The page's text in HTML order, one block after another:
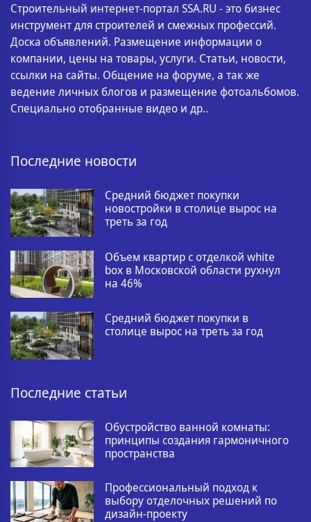
Строительный интернет-портал SSA.RU - это бизнес
инструмент для строителей и смежных профессий.
Доска объявлений. Размещение информации о
компании, цены на товары, услуги. Статьи, новости,
ссылки на сайты. Общение на форуме, а так же
ведение личных блогов и размещение фотоальбомов.
Специально отобранные видео и др..
Последние новости
Средний бюджет покупки
новостройки в столице вырос на
треть за год
Объем квартир с отделкой white
box в Московской области рухнул
на 46%
Средний бюджет покупки в
столице вырос на треть за год
Последние статьи
Обустройство ванной комнаты:
принципы создания гармоничного
пространства
Профессиональный подход к
выбору отделочных решений по
дизайн-проекту